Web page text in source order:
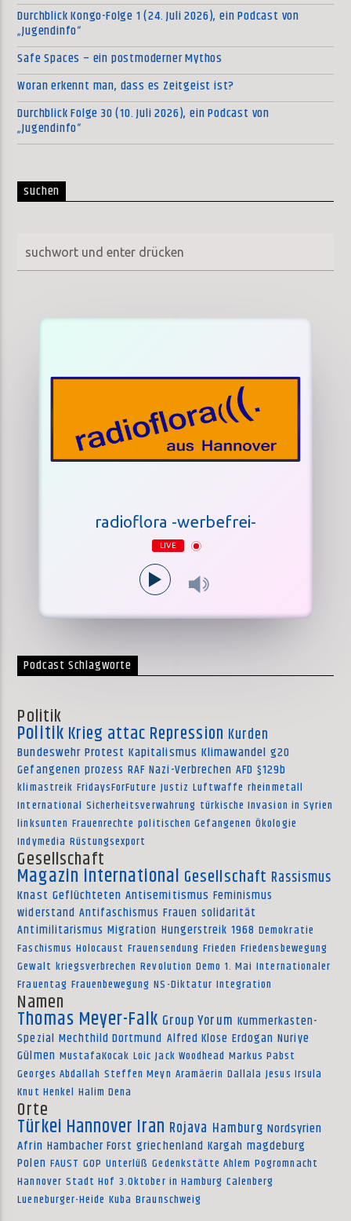
Durchblick Kongo-Folge 1 (24. Juli 2026), ein Podcast von
„Jugendinfo“
Safe Spaces – ein postmoderner Mythos
Woran erkennt man, dass es Zeitgeist ist?
Durchblick Folge 30 (10. Juli 2026), ein Podcast von
„Jugendinfo“
suchen
radioflora -werbefrei-
LIVE
Podcast Schlagworte
Politik
Politik Krieg attac Repression Kurden
Bundeswehr Protest Kapitalismus Klimawandel g20
Gefangenen prozess RAF Nazi-Verbrechen AFD §129b
klimastreik FridaysForFuture Justiz Luftwaffe rheinmetall
International Sicherheitsverwahrung türkische Invasion in Syrien
linksunten Frauenrechte politischen Gefangenen Ökologie
Indymedia Rüstungsexport
Gesellschaft
Magazin international Gesellschaft Rassismus
Knast Geflüchteten Antisemitismus Feminismus
widerstand Antifaschismus Frauen solidarität
Antimilitarismus Migration Hungerstreik 1968 Demokratie
Faschismus Holocaust Frauensendung Frieden Friedensbewegung
Gewalt kriegsverbrechen Revolution Demo 1. Mai Internationaler
Frauentag Frauenbewegung NS-Diktatur Integration
Namen
Thomas Meyer-Falk Group Yorum Kummerkasten-
Spezial Mechthild Dortmund Alfred Klose Erdogan Nuriye
Gülmen MustafaKocak Loic Jack Woodhead Markus Pabst
Georges Abdallah Steffen Meyn Aramäerin Dallala Jesus Irsula
Knut Henkel Halim Dena
Orte
Türkei Hannover Iran Rojava Hamburg Nordsyrien
Afrin Hambacher Forst griechenland Kargah magdeburg
Polen FAUST GOP Unterlüß Gedenkstätte Ahlem Pogromnacht
Hannover Stadt Hof 3.Oktober in Hamburg Calenberg
Lueneburger-Heide Kuba Braunschweig